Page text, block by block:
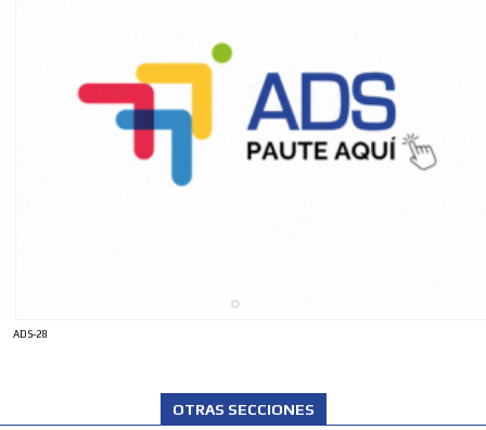
ADS-28
OTRAS SECCIONES